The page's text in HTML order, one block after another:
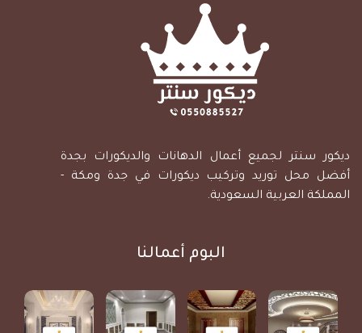
ديكور سنتر لجميع أعمال الدهانات والديكورات بجدة
أفضل محل توريد وتركيب ديكورات في جدة ومكة -
المملكة العربية السعودية.
البوم أعمالنا